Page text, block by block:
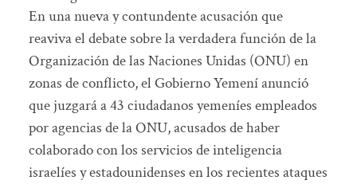
En una nueva y contundente acusación que
reaviva el debate sobre la verdadera función de la
Organización de las Naciones Unidas (ONU) en
zonas de conflicto, el Gobierno Yemení anunció
que juzgará a 43 ciudadanos yemeníes empleados
por agencias de la ONU, acusados de haber
colaborado con los servicios de inteligencia
israelíes y estadounidenses en los recientes ataques